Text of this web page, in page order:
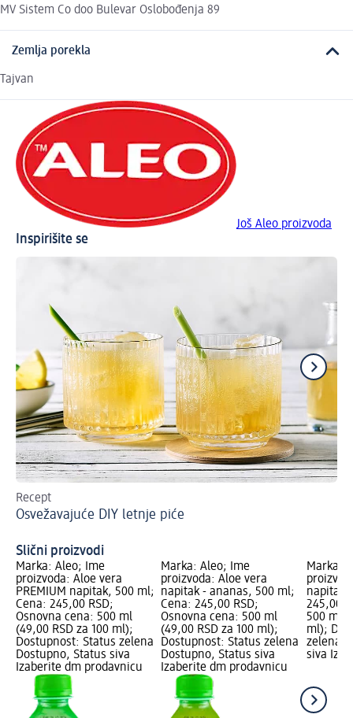
MV Sistem Co doo Bulevar Oslobođenja 89
Zemlja porekla
Tajvan
Još Aleo proizvoda
Inspirišite se
Recept
Osvežavajuće DIY letnje piće
Slični proizvodi
Marka: Aleo; Ime
proizvoda: Aloe vera
PREMIUM napitak, 500 ml;
Cena: 245,00 RSD;
Osnovna cena: 500 ml
(49,00 RSD za 100 ml);
Dostupnost: Status zelena
Dostupno, Status siva
Izaberite dm prodavnicu
Marka: Aleo; Ime
proizvoda: Aloe vera
napitak - ananas, 500 ml;
Cena: 245,00 RSD;
Osnovna cena: 500 ml
(49,00 RSD za 100 ml);
Dostupnost: Status zelena
Dostupno, Status siva
Izaberite dm prodavnicu
Marka:
napitak,
245,00
500 ml
ml);
zelena
siva